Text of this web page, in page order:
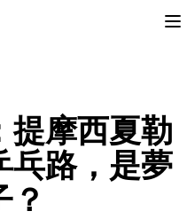
提摩西夏勒
乓路，是夢